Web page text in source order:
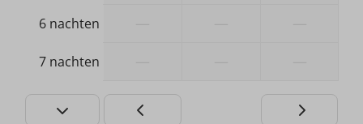
6 nachten
7 nachten